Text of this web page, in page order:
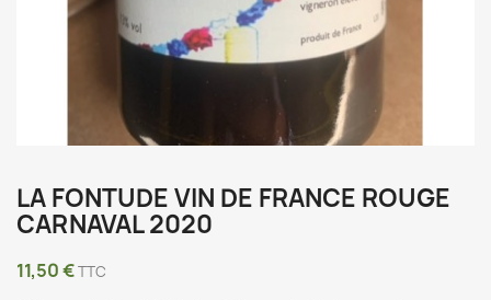
LA FONTUDE VIN DE FRANCE ROUGE
CARNAVAL 2020
11,50 €TTC